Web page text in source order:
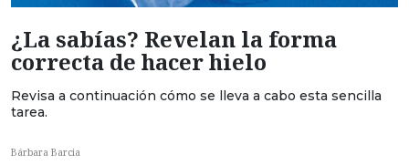
¿La sabías? Revelan la forma
correcta de hacer hielo
Revisa a continuación cómo se lleva a cabo esta sencilla
tarea.
Bárbara Barcia